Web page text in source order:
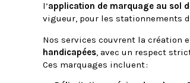
l’application de marquage au sol
vigueur, pour les stationnements
Nos services couvrent la création
handicapées, avec un respect
Ces marquages incluent :